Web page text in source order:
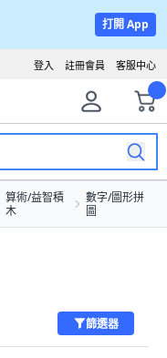
打開 App
客服中心
註冊會員
登入
算術/益智積
木
數字/圖形拼
圖
篩選器